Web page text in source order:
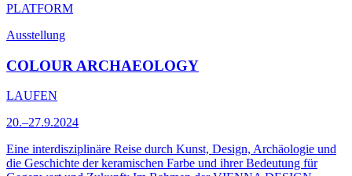
PLATFORM
Ausstellung
COLOUR ARCHAEOLOGY
LAUFEN
20.–27.9.2024
Eine interdisziplinäre Reise durch Kunst, Design, Archäologie und
die Geschichte der keramischen Farbe und ihrer Bedeutung für